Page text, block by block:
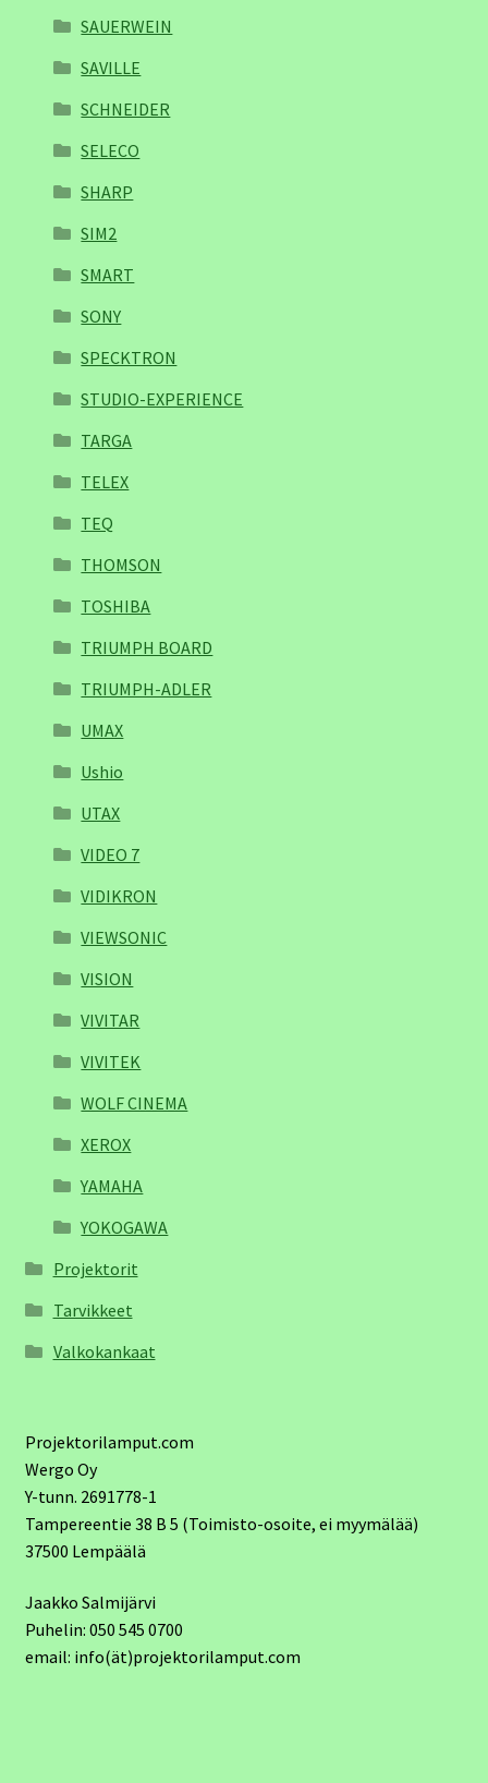
SAUERWEIN
SAVILLE
SCHNEIDER
SELECO
SHARP
SIM2
SMART
SONY
SPECKTRON
STUDIO-EXPERIENCE
TARGA
TELEX
TEQ
THOMSON
TOSHIBA
TRIUMPH BOARD
TRIUMPH-ADLER
UMAX
Ushio
UTAX
VIDEO 7
VIDIKRON
VIEWSONIC
VISION
VIVITAR
VIVITEK
WOLF CINEMA
XEROX
YAMAHA
YOKOGAWA
Projektorit
Tarvikkeet
Valkokankaat
Projektorilamput.com
Wergo Oy
Y-tunn. 2691778-1
Tampereentie 38 B 5 (Toimisto-osoite, ei myymälää)
37500 Lempäälä
Jaakko Salmijärvi
Puhelin: 050 545 0700
email: info(ät)projektorilamput.com